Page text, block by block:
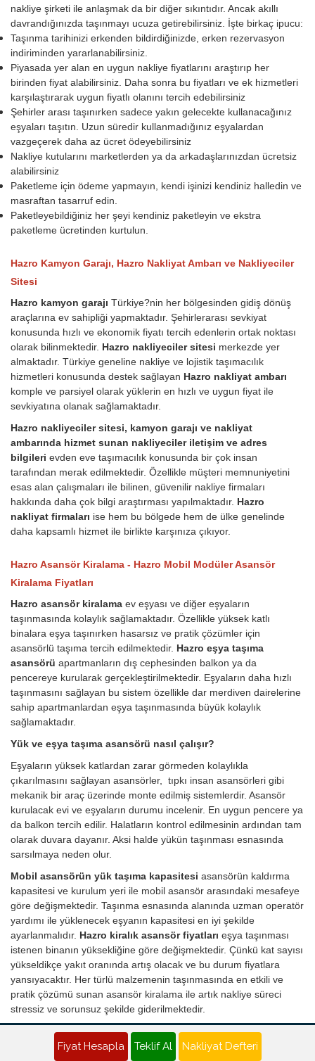
nakliye şirketi ile anlaşmak da bir diğer sıkıntıdır. Ancak akıllı
davrandığınızda taşınmayı ucuza getirebilirsiniz. İşte birkaç ipucu:
Taşınma tarihinizi erkenden bildirdiğinizde, erken rezervasyon
indiriminden yararlanabilirsiniz.
Piyasada yer alan en uygun nakliye fiyatlarını araştırıp her
birinden fiyat alabilirsiniz. Daha sonra bu fiyatları ve ek hizmetleri
karşılaştırarak uygun fiyatlı olanını tercih edebilirsiniz
Şehirler arası taşınırken sadece yakın gelecekte kullanacağınız
eşyaları taşıtın. Uzun süredir kullanmadığınız eşyalardan
vazgeçerek daha az ücret ödeyebilirsiniz
Nakliye kutularını marketlerden ya da arkadaşlarınızdan ücretsiz
alabilirsiniz
Paketleme için ödeme yapmayın, kendi işinizi kendiniz halledin ve
masraftan tasarruf edin.
Paketleyebildiğiniz her şeyi kendiniz paketleyin ve ekstra
paketleme ücretinden kurtulun.
Hazro Kamyon Garajı, Hazro Nakliyat Ambarı ve Nakliyeciler
Sitesi
Hazro kamyon garajı Türkiye?nin her bölgesinden gidiş dönüş
araçlarına ev sahipliği yapmaktadır. Şehirlerarası sevkiyat
konusunda hızlı ve ekonomik fiyatı tercih edenlerin ortak noktası
olarak bilinmektedir. Hazro nakliyeciler sitesi merkezde yer
almaktadır. Türkiye geneline nakliye ve lojistik taşımacılık
hizmetleri konusunda destek sağlayan Hazro nakliyat ambarı
komple ve parsiyel olarak yüklerin en hızlı ve uygun fiyat ile
sevkiyatına olanak sağlamaktadır.
Hazro nakliyeciler sitesi, kamyon garajı ve nakliyat
ambarında hizmet sunan nakliyeciler iletişim ve adres
bilgileri evden eve taşımacılık konusunda bir çok insan
tarafından merak edilmektedir. Özellikle müşteri memnuniyetini
esas alan çalışmaları ile bilinen, güvenilir nakliye firmaları
hakkında daha çok bilgi araştırması yapılmaktadır. Hazro
nakliyat firmaları ise hem bu bölgede hem de ülke genelinde
daha kapsamlı hizmet ile birlikte karşınıza çıkıyor.
Hazro Asansör Kiralama - Hazro Mobil Modüler Asansör
Kiralama Fiyatları
Hazro asansör kiralama ev eşyası ve diğer eşyaların
taşınmasında kolaylık sağlamaktadır. Özellikle yüksek katlı
binalara eşya taşınırken hasarsız ve pratik çözümler için
asansörlü taşıma tercih edilmektedir. Hazro eşya taşıma
asansörü apartmanların dış cephesinden balkon ya da
pencereye kurularak gerçekleştirilmektedir. Eşyaların daha hızlı
taşınmasını sağlayan bu sistem özellikle dar merdiven dairelerine
sahip apartmanlardan eşya taşınmasında büyük kolaylık
sağlamaktadır.
Yük ve eşya taşıma asansörü nasıl çalışır?
Eşyaların yüksek katlardan zarar görmeden kolaylıkla
çıkarılmasını sağlayan asansörler, tıpkı insan asansörleri gibi
mekanik bir araç üzerinde monte edilmiş sistemlerdir. Asansör
kurulacak evi ve eşyaların durumu incelenir. En uygun pencere ya
da balkon tercih edilir. Halatların kontrol edilmesinin ardından tam
olarak duvara dayanır. Aksi halde yükün taşınması esnasında
sarsılmaya neden olur.
Mobil asansörün yük taşıma kapasitesi asansörün kaldırma
kapasitesi ve kurulum yeri ile mobil asansör arasındaki mesafeye
göre değişmektedir. Taşınma esnasında alanında uzman operatör
yardımı ile yüklenecek eşyanın kapasitesi en iyi şekilde
ayarlanmalıdır. Hazro kiralık asansör fiyatları eşya taşınması
istenen binanın yüksekliğine göre değişmektedir. Çünkü kat sayısı
yükseldikçe yakıt oranında artış olacak ve bu durum fiyatlara
yansıyacaktır. Her türlü malzemenin taşınmasında en etkili ve
pratik çözümü sunan asansör kiralama ile artık nakliye süreci
stressiz ve sorunsuz şekilde giderilmektedir.
Hazro Nakliyat Teklifi - Evden Eve Nakliye Fiyatı Al
Fiyat Hesapla Teklif Al Nakliyat Defteri